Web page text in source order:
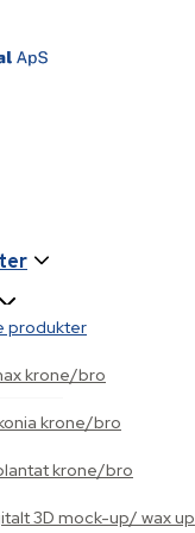
produkter
krone/bro
krone/bro
krone/bro
3D mock-up/ wax up
bro
krone/bro
krone/bro